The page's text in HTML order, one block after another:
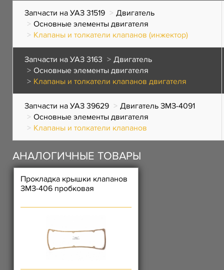
Запчасти на УАЗ 31519
Двигатель
Основные элементы двигателя
Клапаны и толкатели клапанов (инжектор)
Запчасти на УАЗ 3163
Двигатель
Основные элементы двигателя
Клапаны и толкатели клапанов двигателя
Запчасти на УАЗ 39629
Двигатель ЗМЗ-4091
Основные элементы двигателя
Клапаны и толкатели клапанов
АНАЛОГИЧНЫЕ ТОВАРЫ
Прокладка крышки клапанов
ЗМЗ-406 пробковая